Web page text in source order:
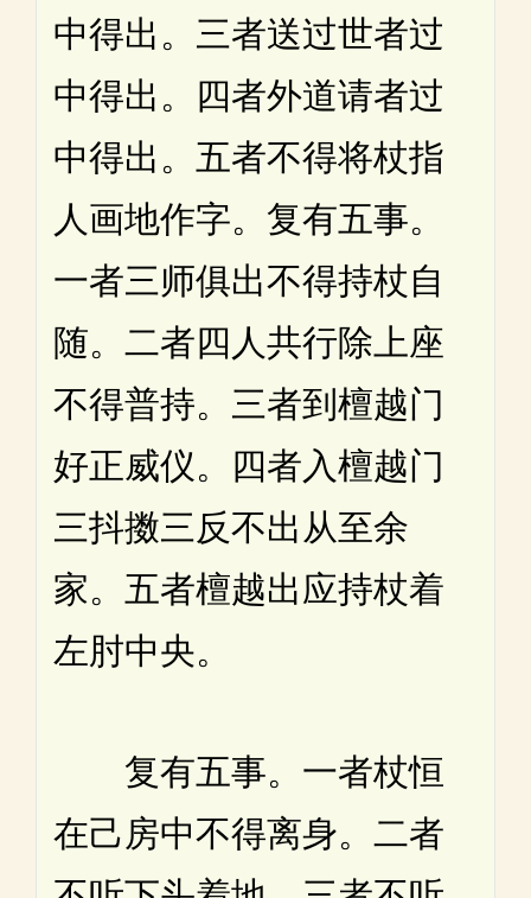
中得出。三者送过世者过
中得出。四者外道请者过
中得出。五者不得将杖指
人画地作字。复有五事。
一者三师俱出不得持杖自
随。二者四人共行除上座
不得普持。三者到檀越门
好正威仪。四者入檀越门
三抖擞三反不出从至余
家。五者檀越出应持杖着
左肘中央。
复有五事。一者杖恒
在己房中不得离身。二者